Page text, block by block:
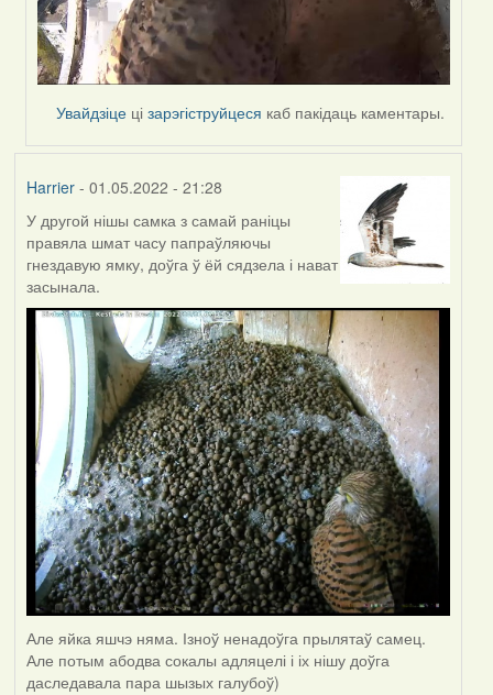
Увайдзіце цізарэгіструйцеся каб пакідаць каментары.
Harrier- 01.05.2022 - 21:28
У другой нішы самка з самай раніцы
правяла шмат часу папраўляючы
гнездавую ямку, доўга ў ёй сядзела і нават
засынала.
Але яйка яшчэ няма. Ізноў ненадоўга прылятаў самец.
Але потым абодва сокалы адляцелі і іх нішу доўга
даследавала пара шызых галубоў)